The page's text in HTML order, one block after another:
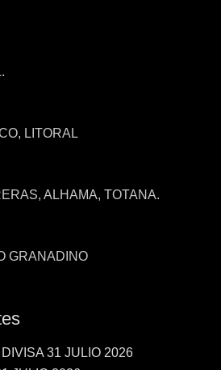
LITORAL
ALHAMA, TOTANA.
GRANADINO
31 JULIO 2026